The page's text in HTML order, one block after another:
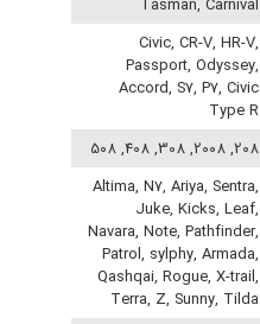
Tasman, Carnival
Civic, CR-V, HR-V,
Passport, Odyssey,
Accord, S7, P7, Civic
Type R
208, 2008, 308, 408, 508
Altima, N7, Ariya, Sentra,
Juke, Kicks, Leaf,
Navara, Note, Pathfinder,
Patrol, sylphy, Armada,
Qashqai, Rogue, X-trail,
Terra, Z, Sunny, Tilda